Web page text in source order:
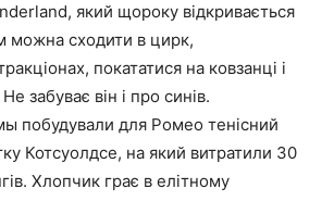
який щороку відкривається
можна сходити в цирк,
покататися на ковзанці і
забуває він і про синів.
побудували для Ромео тенісний
Котсуолдсе, на який витратили 30
Хлопчик грає в елітному